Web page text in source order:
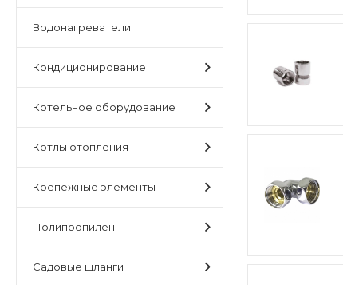
Водонагреватели
Кондиционирование
Котельное оборудование
Котлы отопления
Крепежные элементы
Полипропилен
Садовые шланги